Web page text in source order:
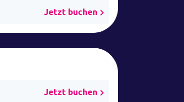
Jetzt buchen
Jetzt buchen